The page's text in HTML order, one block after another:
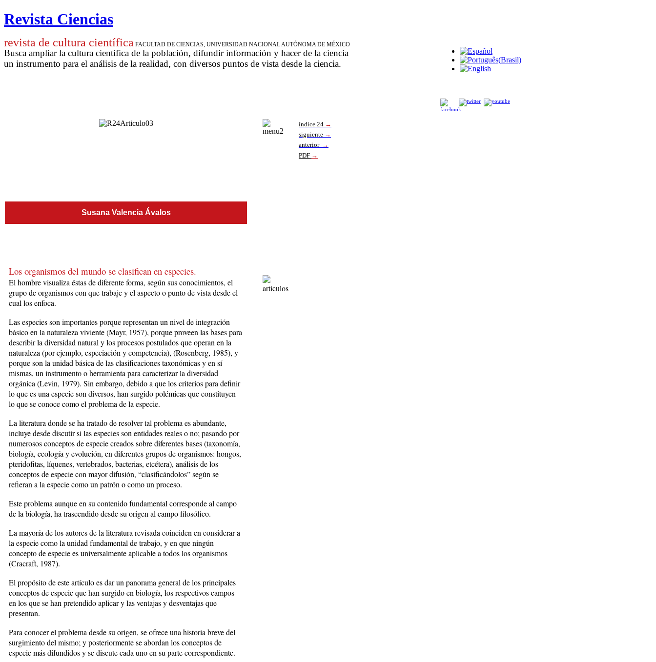
Revista Ciencias
revista de cultura científica FACULTAD DE CIENCIAS, UNIVERSIDAD NACIONAL AUTÓNOMA DE MÉXICO
Busca ampliar la cultura científica de la población, difundir información y hacer de la ciencia
un instrumento para el análisis de la realidad, con diversos puntos de vista desde la ciencia.
índice 24 →
siguiente →
anterior →
PDF →
Susana Valencia Ávalos
Los organismos del mundo se clasifican en especies.
El hombre visualiza éstas de diferente forma, según sus conocimientos, el
grupo de organismos con que trabaje y el aspecto o punto de vista desde el
cual los enfoca.
Las especies son importantes porque representan un nivel de integración
básico en la naturaleza viviente (Mayr, 1957), porque proveen las bases para
describir la diversidad natural y los procesos postulados que operan en la
naturaleza (por ejemplo, especiación y competencia), (Rosenberg, 1985), y
porque son la unidad básica de las clasificaciones taxonómicas y en sí
mismas, un instrumento o herramienta para caracterizar la diversidad
orgánica (Levin, 1979). Sin embargo, debido a que los criterios para definir
lo que es una especie son diversos, han surgido polémicas que constituyen
lo que se conoce como el problema de la especie.
La literatura donde se ha tratado de resolver tal problema es abundante,
incluye desde discutir si las especies son entidades reales o no; pasando por
numerosos conceptos de especie creados sobre diferentes bases (taxonomía,
biología, ecología y evolución, en diferentes grupos de organismos: hongos,
pteridofitas, líquenes, vertebrados, bacterias, etcétera), análisis de los
conceptos de especie con mayor difusión, “clasificándolos” según se
refieran a la especie como un patrón o como un proceso.
Este problema aunque en su contenido fundamental corresponde al campo
de la biología, ha trascendido desde su origen al campo filosófico.
La mayoría de los autores de la literatura revisada coinciden en considerar a
la especie como la unidad fundamental de trabajo, y en que ningún
concepto de especie es universalmente aplicable a todos los organismos
(Cracraft, 1987).
El propósito de este artículo es dar un panorama general de los principales
conceptos de especie que han surgido en biología, los respectivos campos
en los que se han pretendido aplicar y las ventajas y desventajas que
presentan.
Para conocer el problema desde su origen, se ofrece una historia breve del
surgimiento del mismo; y posteriormente se abordan los conceptos de
especie más difundidos y se discute cada uno en su parte correspondiente.